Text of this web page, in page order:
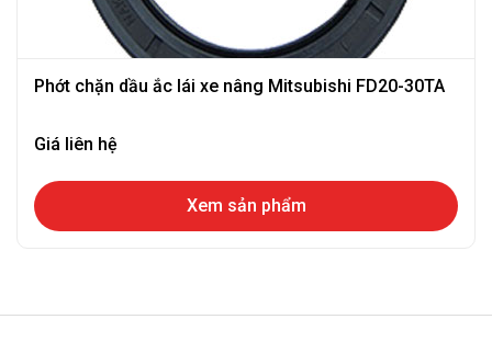
Phớt chặn dầu ắc lái xe nâng Mitsubishi FD20-30TA
Giá liên hệ
Xem sản phẩm